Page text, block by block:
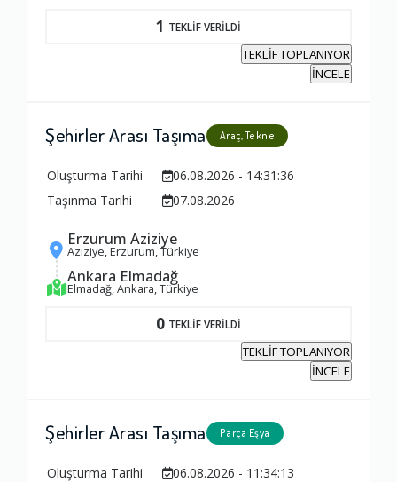
1 TEKLİF VERİLDİ
TEKLİF TOPLANIYOR
İNCELE
Şehirler Arası Taşıma Araç, Tekne
Oluşturma Tarihi
06.08.2026 - 14:31:36
Taşınma Tarihi
07.08.2026
Erzurum Aziziye
Aziziye, Erzurum, Türkiye
Ankara Elmadağ
Elmadağ, Ankara, Türkiye
0 TEKLİF VERİLDİ
TEKLİF TOPLANIYOR
İNCELE
Şehirler Arası Taşıma Parça Eşya
Oluşturma Tarihi
06.08.2026 - 11:34:13
Firma ile İletişim
Zamanlama